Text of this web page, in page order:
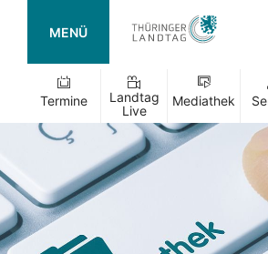
MENÜ
Termine
Landtag
Live
Mediathek